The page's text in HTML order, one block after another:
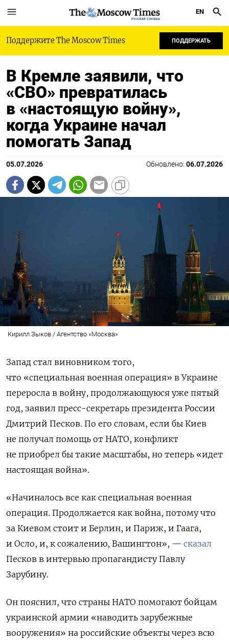
РУССКАЯ СЛУЖБА
EN
Поддержите The Moscow Times ПОДДЕРЖАТЬ
В Кремле заявили, что
«СВО» превратилась
в «настоящую войну»,
когда Украине начал
помогать Запад
05.07.2026 Обновлено: 06.07.2026
Кирилл Зыков / Агентство «Москва»
Запад стал виновником того,
что «специальная военная операция» в Украине
переросла в войну, продолжающуюся уже пятый
год, заявил пресс-секретарь президента России
Дмитрий Песков. По его словам, если бы Киев
не получал помощь от НАТО, конфликт
не приобрел бы такие масштабы, но теперь «идет
настоящая война».
«Начиналось все как специальная военная
операция. Продолжается как война, потому что
за Киевом стоит и Берлин, и Париж, и Гаага,
и Осло, и, к сожалению, Вашингтон», — сказал
Песков в интервью пропагандисту Павлу
Зарубину.
Он пояснил, что страны НАТО помогают бойцам
украинской армии «наводить зарубежные
вооружения» на российские объекты через всю